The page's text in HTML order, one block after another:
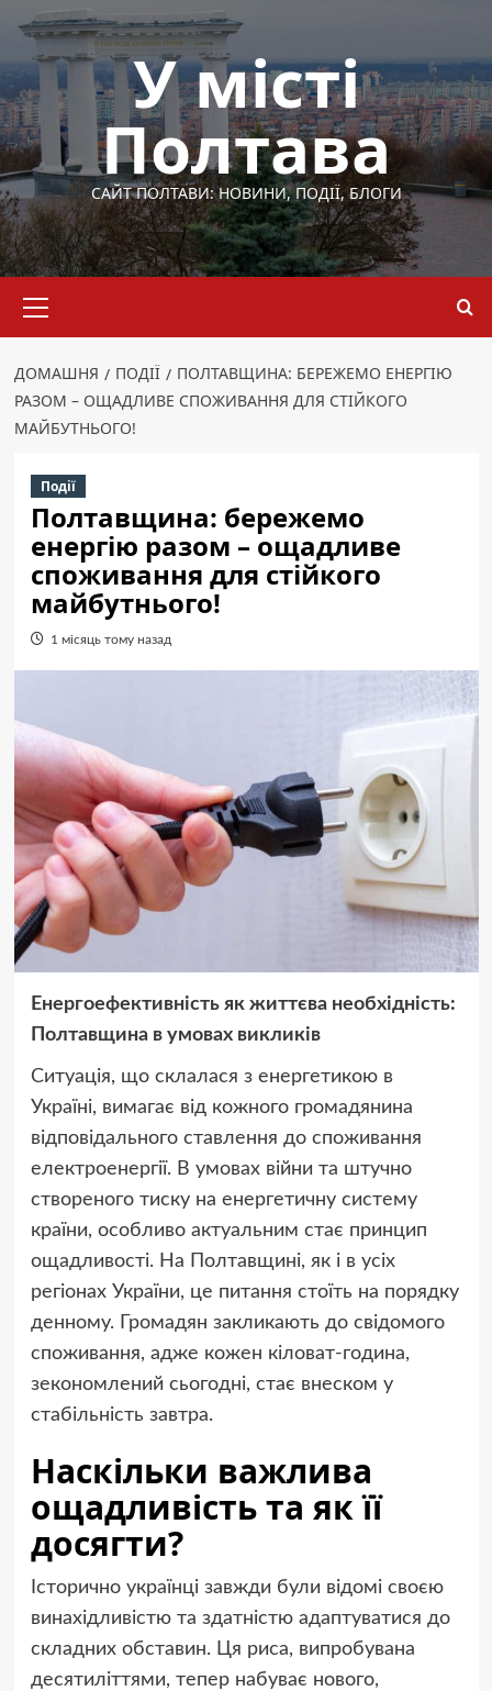
Перейти
вмісту
У місті
Полтава
САЙТ ПОЛТАВИ: НОВИНИ, ПОДІЇ, БЛОГИ
меню
ДОМАШНЯ ПОДІЇ
ПОЛТАВЩИНА: БЕРЕЖЕМО ЕНЕРГІЮ
РАЗОМ – ОЩАДЛИВЕ СПОЖИВАННЯ ДЛЯ СТІЙКОГО
МАЙБУТНЬОГО!
Події
Полтавщина: бережемо
енергію разом – ощадливе
споживання для стійкого
майбутнього!
1 місяць тому назад
Енергоефективність як життєва необхідність:
Полтавщина в умовах викликів
Ситуація, що склалася з енергетикою в
Україні, вимагає від кожного громадянина
відповідального ставлення до споживання
електроенергії. В умовах війни та штучно
створеного тиску на енергетичну систему
країни, особливо актуальним стає принцип
ощадливості. На Полтавщині, як і в усіх
регіонах України, це питання стоїть на порядку
денному. Громадян закликають до свідомого
споживання, адже кожен кіловат-година,
зекономлений сьогодні, стає внеском у
стабільність завтра.
Наскільки важлива
ощадливість та як її
досягти?
Історично українці завжди були відомі своєю
винахідливістю та здатністю адаптуватися до
складних обставин. Ця риса, випробувана
десятиліттями, тепер набуває нового,